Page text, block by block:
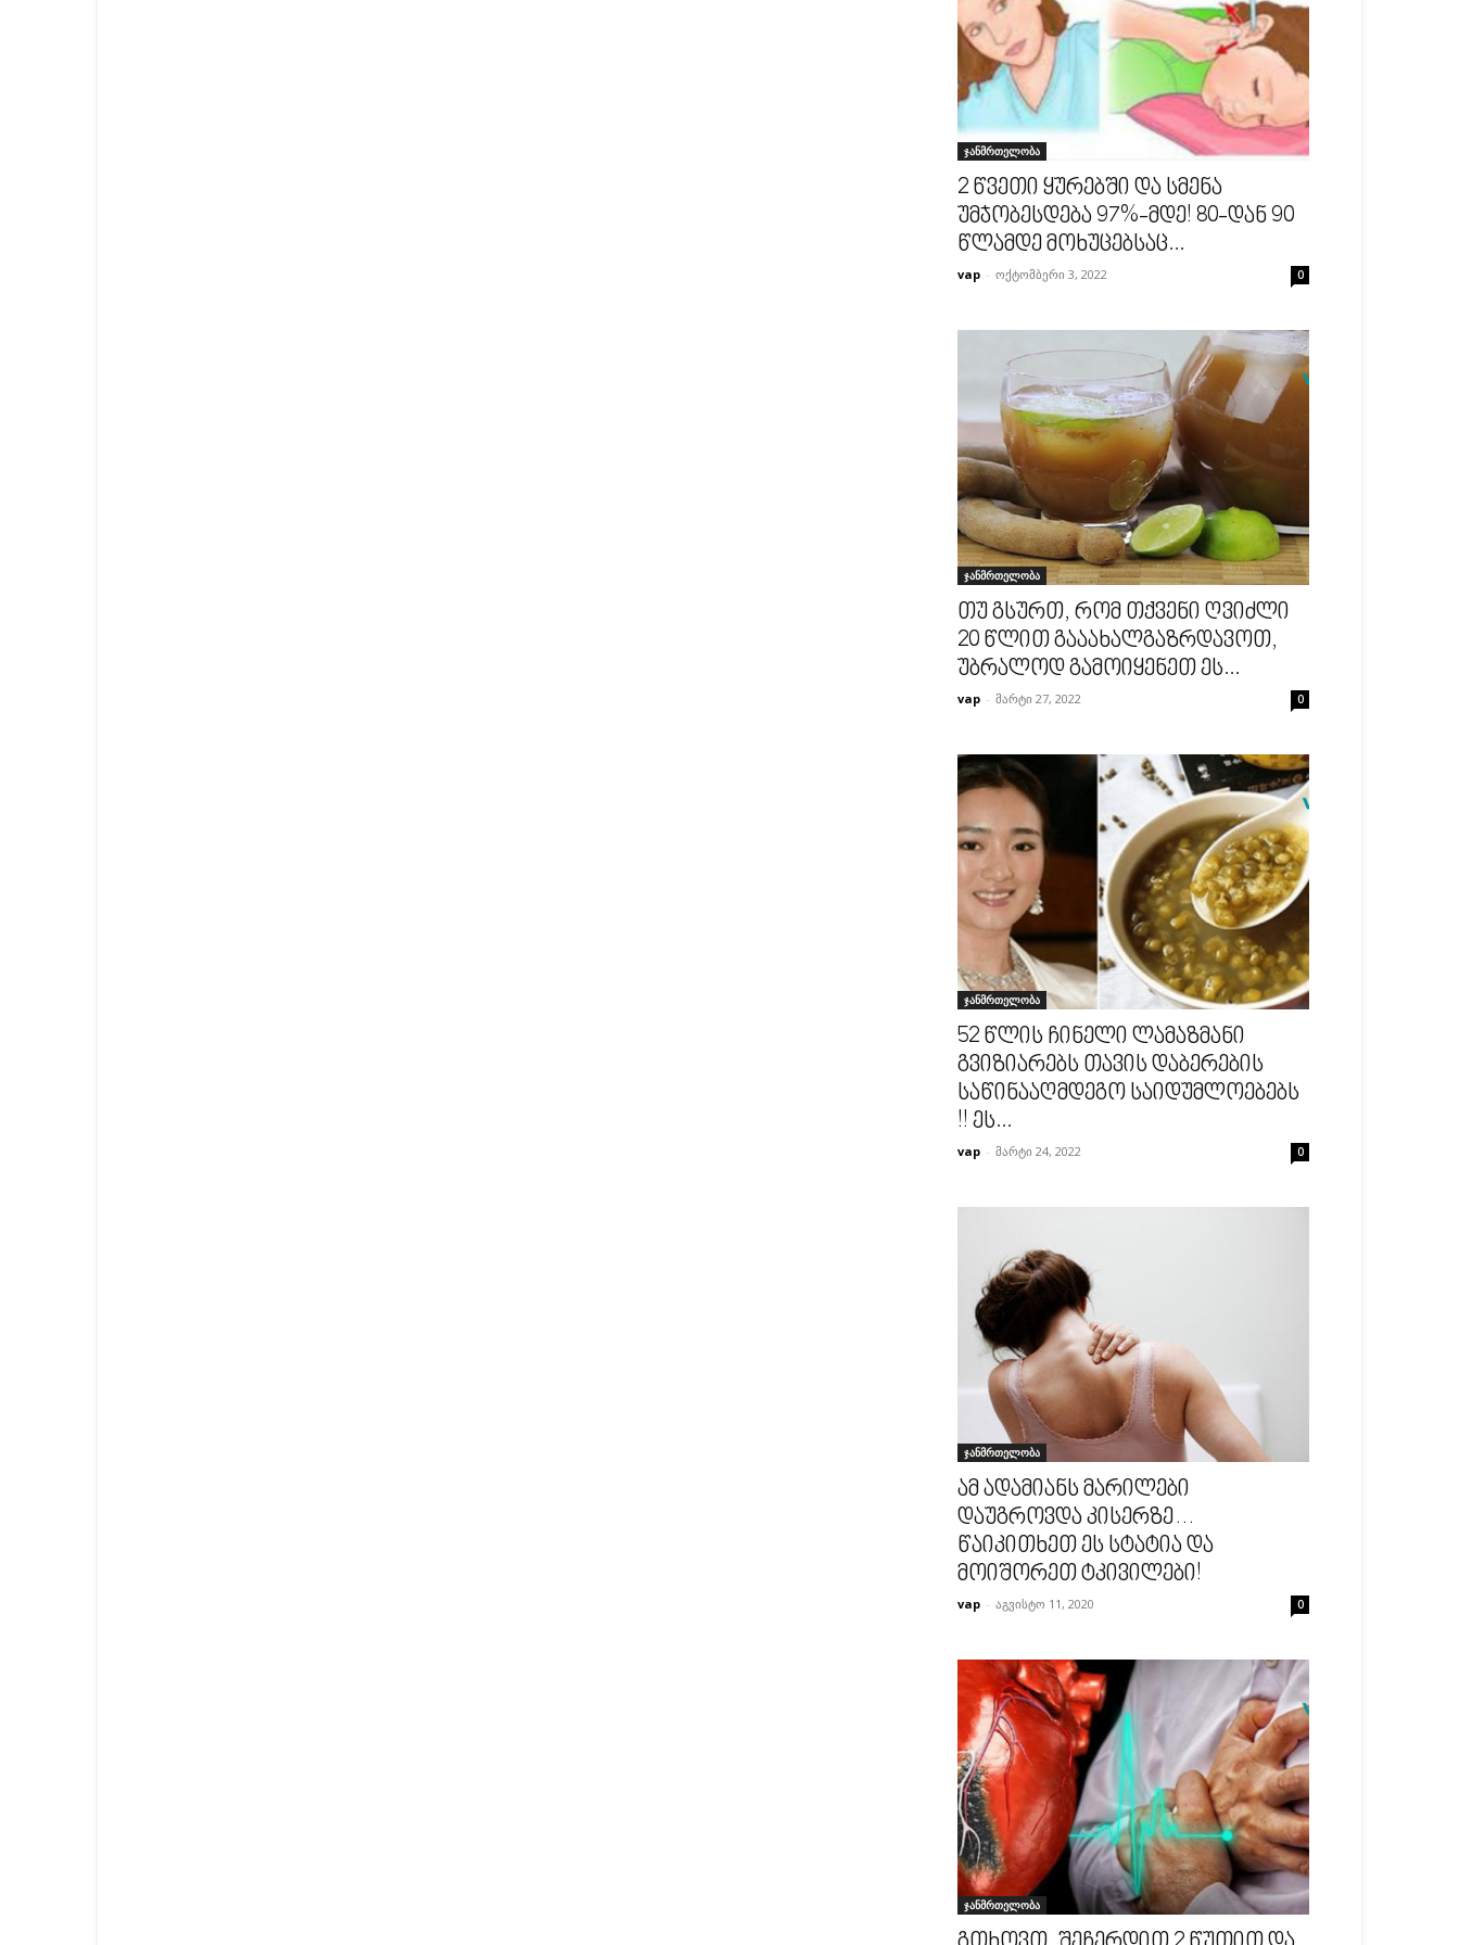
ჯანმრთელობა
2 წვეთი ყურებში და სმენა
უმჯობესდება 97%-მდე! 80-დან 90
წლამდე მოხუცებსაც...
vap - ოქტომბერი 3, 2022 0
ჯანმრთელობა
თუ გსურთ, რომ თქვენი ღვიძლი
20 წლით გააახალგაზრდავოთ,
უბრალოდ გამოიყენეთ ეს...
vap - მარტი 27, 2022 0
ჯანმრთელობა
52 წლის ჩინელი ლამაზმანი
გვიზიარებს თავის დაბერების
საწინააღმდეგო საიდუმლოებებს
!! ეს...
vap - მარტი 24, 2022 0
ჯანმრთელობა
ამ ადამიანს მარილები
დაუგროვდა კისერზე…
წაიკითხეთ ეს სტატია და
მოიშორეთ ტკივილები!
vap - აგვისტო 11, 2020 0
ჯანმრთელობა